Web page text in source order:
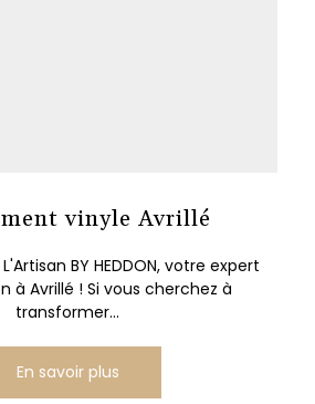
vinyle Avrillé
BY HEDDON, votre expert
à Avrillé ! Si vous cherchez à
transformer...
En savoir plus